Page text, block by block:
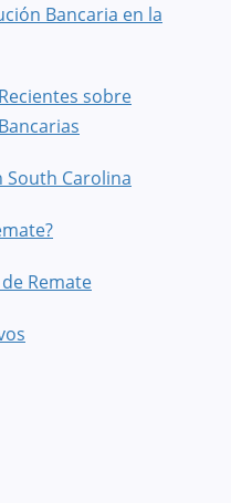
Bancaria en la
sobre
South Carolina
Remate